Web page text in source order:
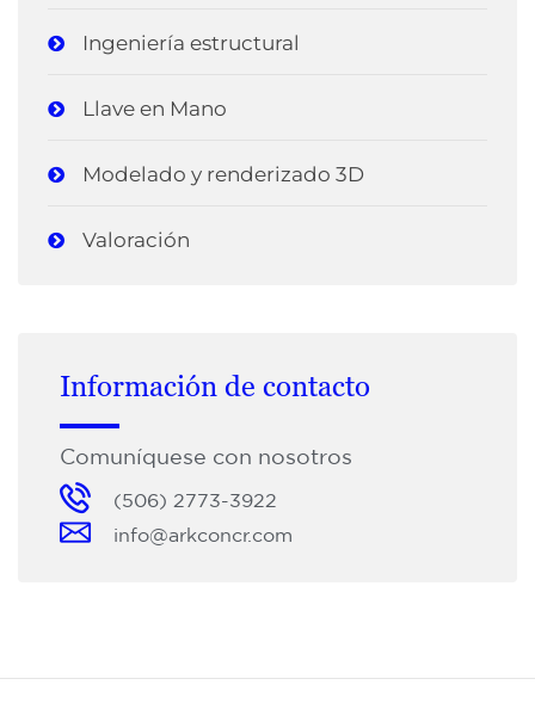
Ingeniería estructural
Llave en Mano
Modelado y renderizado 3D
Valoración
Información de contacto
Comuníquese con nosotros
(506) 2773-3922
info@arkconcr.com